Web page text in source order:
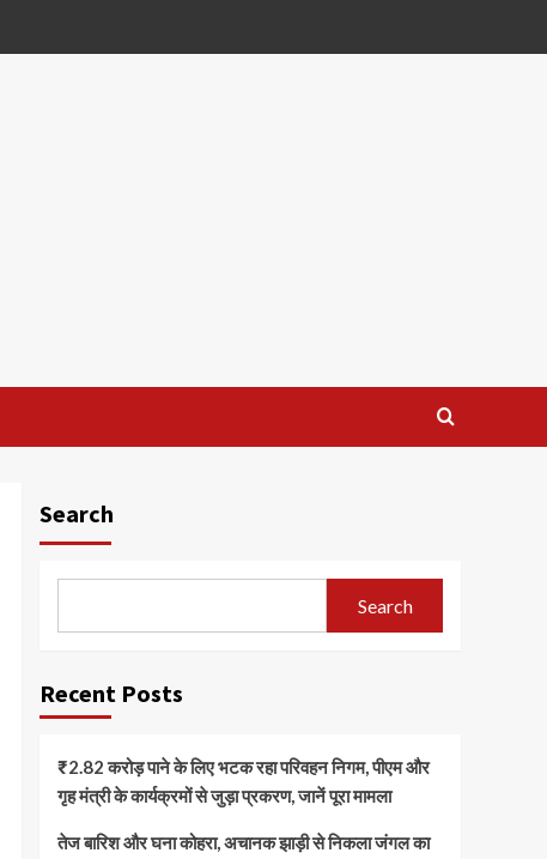
Search
Search
Recent Posts
₹2.82 करोड़ पाने के लिए भटक रहा परिवहन निगम, पीएम और
गृह मंत्री के कार्यक्रमों से जुड़ा प्रकरण, जानें पूरा मामला
तेज बारिश और घना कोहरा, अचानक झाड़ी से निकला जंगल का